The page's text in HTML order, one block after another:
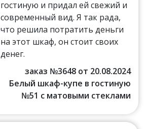
гостиную и придал ей свежий и
современный вид. Я так рада,
что решила потратить деньги
на этот шкаф, он стоит своих
денег.
заказ №3648 от 20.08.2024
Белый шкаф-купе в гостиную
№51 с матовыми стеклами